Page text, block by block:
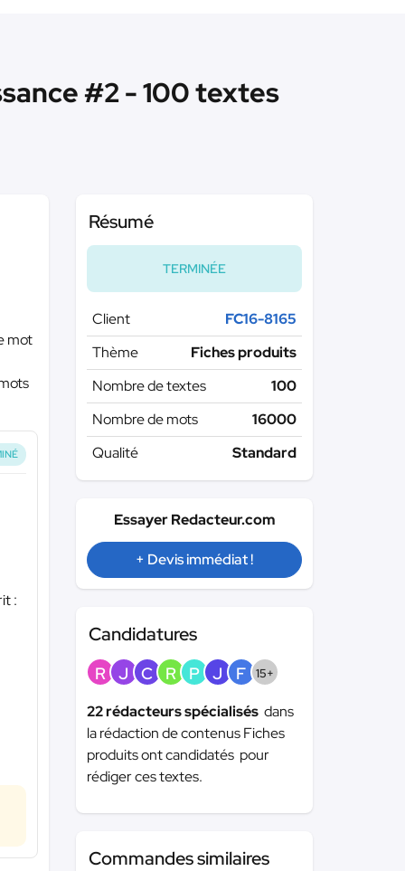
#2 - 100 textes
mot
:
Résumé
TERMINÉE
Client
FC16-8165
Thème
Fiches produits
Nombre de textes
100
Nombre de mots
16000
Qualité
Standard
Essayer Redacteur.com
+ Devis immédiat !
Candidatures
R J C R P J F 15+
22 rédacteurs spécialisés dans
la rédaction de contenus Fiches
produits ont candidatés pour
rédiger ces textes.
Commandes similaires